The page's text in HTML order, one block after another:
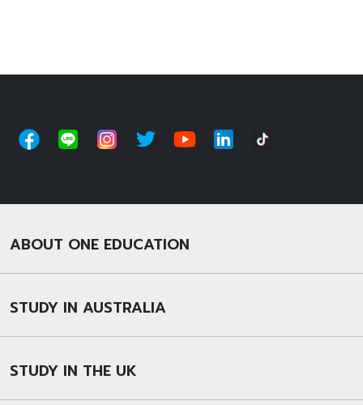
ABOUT ONE EDUCATION
STUDY IN AUSTRALIA
STUDY IN THE UK